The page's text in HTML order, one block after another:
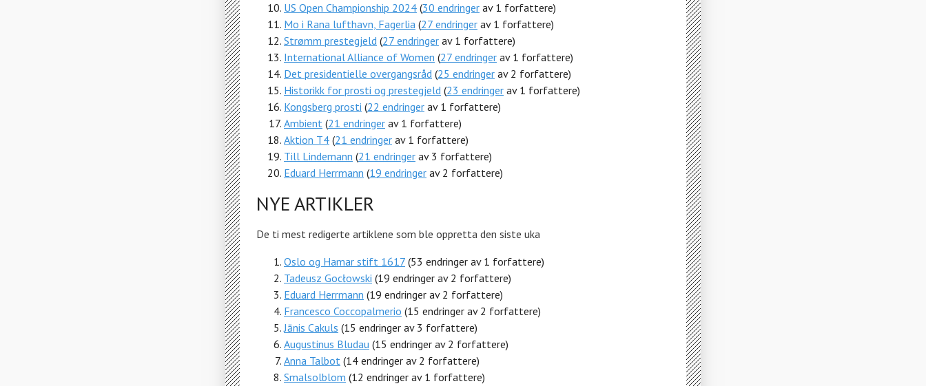
US Open Championship 2024 (30 endringer av 1 forfattere)
Mo i Rana lufthavn, Fagerlia (27 endringer av 1 forfattere)
Strømm prestegjeld (27 endringer av 1 forfattere)
International Alliance of Women (27 endringer av 1 forfattere)
Det presidentielle overgangsråd (25 endringer av 2 forfattere)
Historikk for prosti og prestegjeld (23 endringer av 1 forfattere)
Kongsberg prosti (22 endringer av 1 forfattere)
Ambient (21 endringer av 1 forfattere)
Aktion T4 (21 endringer av 1 forfattere)
Till Lindemann (21 endringer av 3 forfattere)
Eduard Herrmann (19 endringer av 2 forfattere)
NYE ARTIKLER
De ti mest redigerte artiklene som ble oppretta den siste uka
Oslo og Hamar stift 1617 (53 endringer av 1 forfattere)
Tadeusz Gocłowski (19 endringer av 2 forfattere)
Eduard Herrmann (19 endringer av 2 forfattere)
Francesco Coccopalmerio (15 endringer av 2 forfattere)
Jānis Cakuls (15 endringer av 3 forfattere)
Augustinus Bludau (15 endringer av 2 forfattere)
Anna Talbot (14 endringer av 2 forfattere)
Smalsolblom (12 endringer av 1 forfattere)